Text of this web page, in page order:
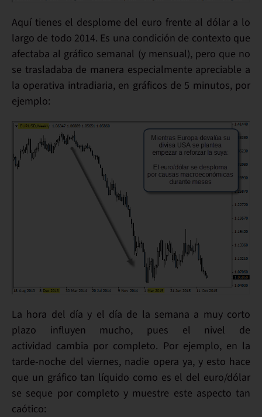
Aquí tienes el desplome del euro frente al dólara lo
largo de todo 2014. Es una condición de contexto que
afectaba al gráfico semanal (y mensual), pero que no
se trasladaba de manera especialmente apreciable a
la operativa intradiaria, en gráficos de 5 minutos, por
ejemplo:
La hora del día y el día de la semana a muy corto
plazo influyen mucho, pues el nivel de
actividad cambia por completo. Por ejemplo, en la
tarde-noche del viernes, nadie opera ya, y esto hace
que un gráfico tan líquido como es el del euro/dólar
se seque por completo y muestre este aspecto tan
caótico: